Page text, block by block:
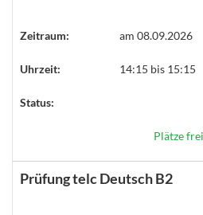
Zeitraum: am 08.09.2026
Uhrzeit: 14:15 bis 15:15
Status:
Plätze frei
Prüfung telc Deutsch B2